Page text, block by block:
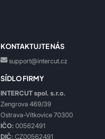
KONTAKTUJTE NÁS
support@intercut.cz
SÍDLO FIRMY
INTERCUT spol. s.r.o.
Zengrova 469/39
Ostrava-Vítkovice 70300
IČO: 00562491
DIČ: CZ00562491